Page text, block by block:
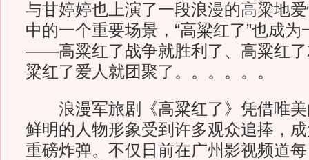
与甘婷婷也上演了一段浪漫的高粱地
中的一个重要场景，“高粱红了”也成
——高粱红了战争就胜利了、高粱红了
粱红了爱人就团聚了。。。。。。
浪漫军旅剧《高粱红了》凭借唯美
鲜明的人物形象受到许多观众追捧，
重磅炸弹。不仅日前在广州影视频道